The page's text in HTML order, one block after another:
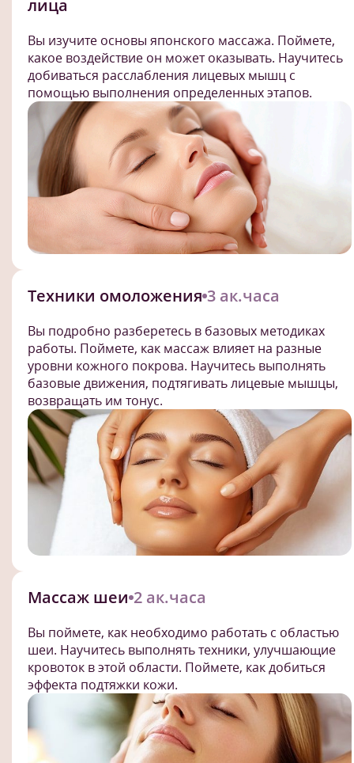
лица
Вы изучите основы японского массажа. Поймете,
какое воздействие он может оказывать. Научитесь
добиваться расслабления лицевых мышц с
помощью выполнения определенных этапов.
Техники омоложения 3 ак.часа
Вы подробно разберетесь в базовых методиках
работы. Поймете, как массаж влияет на разные
уровни кожного покрова. Научитесь выполнять
базовые движения, подтягивать лицевые мышцы,
возвращать им тонус.
Массаж шеи 2 ак.часа
Вы поймете, как необходимо работать с областью
шеи. Научитесь выполнять техники, улучшающие
кровоток в этой области. Поймете, как добиться
эффекта подтяжки кожи.